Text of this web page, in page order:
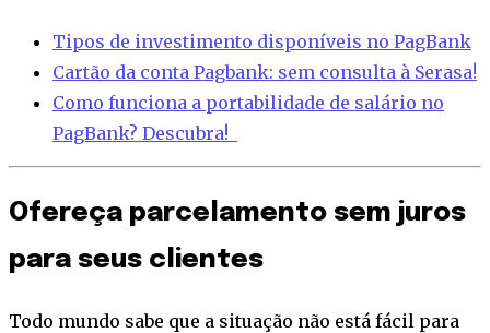
Tipos de investimento disponíveis no PagBank
Cartão da conta Pagbank: sem consulta à Serasa!
Como funciona a portabilidade de salário no
PagBank? Descubra!
Ofereça parcelamento sem juros
para seus clientes
Todo mundo sabe que a situação não está fácil para